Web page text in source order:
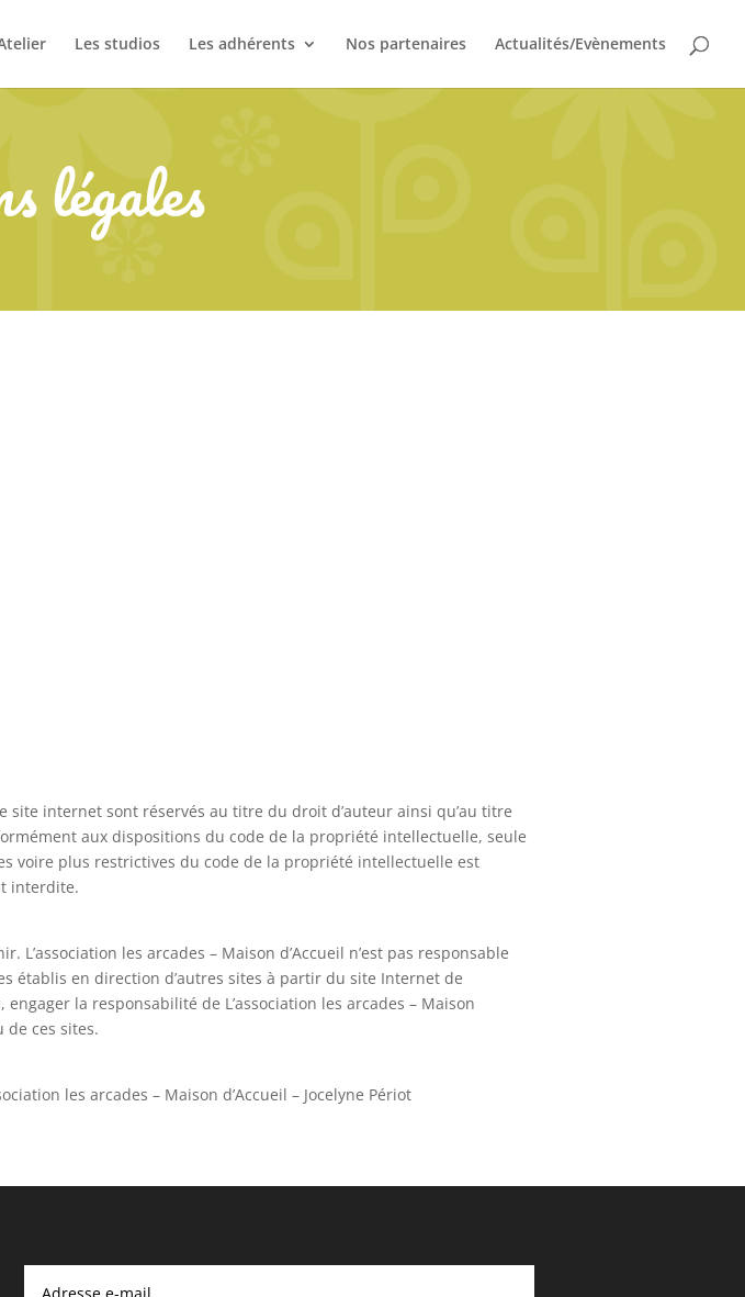
Les studios Les adhérents Nos partenaires Actualités/Evènements
légales
internet sont réservés au titre du droit d’auteur ainsi qu’au titre
aux dispositions du code de la propriété intellectuelle, seule
voire plus restrictives du code de la propriété intellectuelle est
interdite.
les arcades – Maison d’Accueil n’est pas responsable
établis en direction d’autres sites à partir du site Internet de
la responsabilité de L’association les arcades – Maison
de ces sites.
les arcades – Maison d’Accueil – Jocelyne Périot